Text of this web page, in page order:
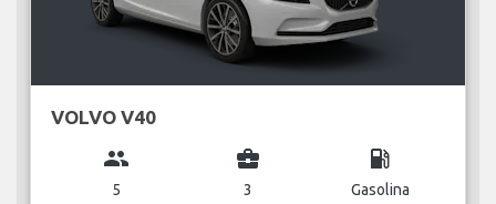
VOLVO V40
group
5
business_center
3
local_gas_station
Gasolina